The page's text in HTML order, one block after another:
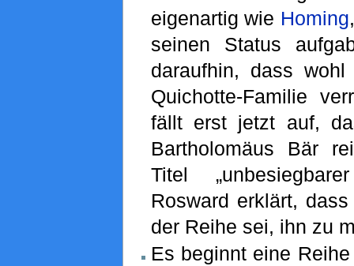
eigenartig wie Homing
seinen Status
daraufhin, dass
Quichotte-Familie
fällt erst jetzt auf,
Bartholomäus Bär
Titel
Rosward erklärt,
der Reihe sei, ihn zu
Es beginnt eine